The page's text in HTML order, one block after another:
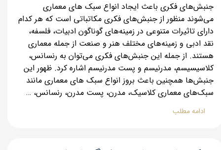
جنبش‌های فکری باعث ایجاد انواع سبک های معماری
می‌شوند منظور از جنبش‌های فکری مکاتباتی است که هر کدام
دارای تاثیرات متنوعی در زمینه‌های گوناگون ادبیات، فلسفه،
نقد ادبی و زمینه‌های مختلف هنر و صنعت از جمله معماری
هستند. از جمله این جنبش‌های فکری می‌توان به رنسانس،
کلاسیسیسم، مدرنیسم و پست مدرنیسم اشاره کرد. ظهور این
جنبش‌ها همچنین باعث بروز انواع سبک های معماری مانند
سبک‌های معماری کلاسیک، مدرن، پست مدرن، رنسانس، …
ادامه مطلب